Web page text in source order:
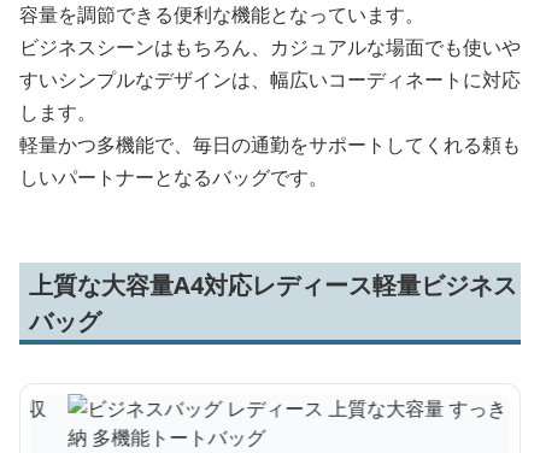
容量を調節できる便利な機能となっています。
ビジネスシーンはもちろん、カジュアルな場面でも使いや
すいシンプルなデザインは、幅広いコーディネートに対応
します。
軽量かつ多機能で、毎日の通勤をサポートしてくれる頼も
しいパートナーとなるバッグです。
上質な大容量A4対応レディース軽量ビジネス
バッグ